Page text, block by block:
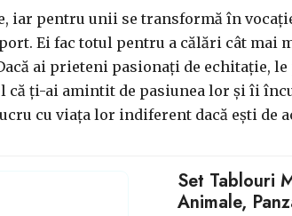
iar pentru unii se transformă în
Ei fac totul pentru a călări cât mai
ai prieteni pasionați de echitație,
că ți-ai amintit de pasiunea lor și îi
cu viața lor indiferent dacă ești de
Set Tablouri
Animale,